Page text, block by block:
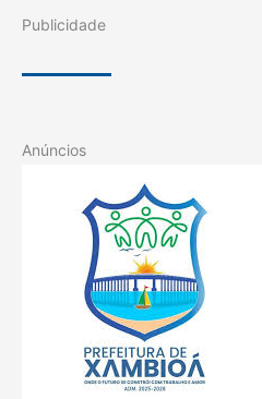
Publicidade
Anúncios